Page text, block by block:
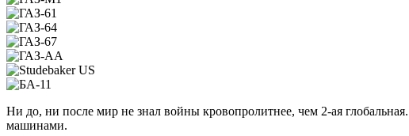
Ни до, ни после мир не знал войны кровопролитнее, чем 2-ая
машинами.